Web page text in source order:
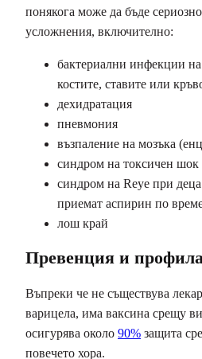
понякога може да бъде
усложнения, включително:
бактериални инфекции
костите, ставите или
дехидратация
пневмония
възпаление на мозъка
синдром на токсичен шок
синдром на Reye при
приемат аспирин по
лош край
Превенция и
Въпреки че не съществува
варицела, има ваксина срещу
осигурява около 90% защита
повечето хора.